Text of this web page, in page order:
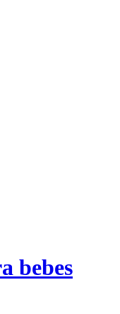
bebes